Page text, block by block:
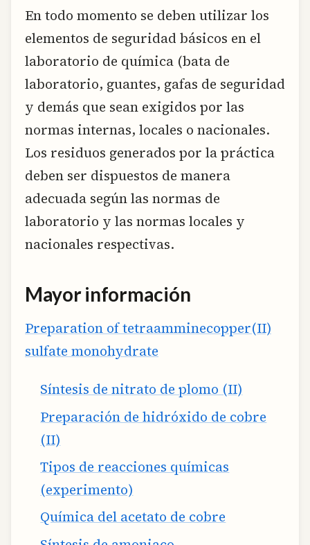
En todo momento se deben utilizar los
elementos de seguridad básicos en el
laboratorio de química (bata de
laboratorio, guantes, gafas de seguridad
y demás que sean exigidos por las
normas internas, locales o nacionales.
Los residuos generados por la práctica
deben ser dispuestos de manera
adecuada según las normas de
laboratorio y las normas locales y
nacionales respectivas.
Mayor información
Preparation of tetraamminecopper(II)
sulfate monohydrate
Síntesis de nitrato de plomo (II)
Preparación de hidróxido de cobre
(II)
Tipos de reacciones químicas
(experimento)
Química del acetato de cobre